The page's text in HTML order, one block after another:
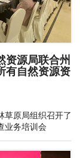
资源局联合州
有自然资源资
草原局组织召开了
业务培训会